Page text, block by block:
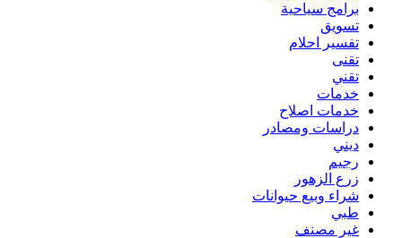
برامج سياحية
تسويق
تفسير احلام
تقنى
تقني
خدمات
خدمات اصلاح
دراسات ومصادر
ديني
رجيم
زرع الزهور
شراء وبيع حيوانات
طبي
غير مصنف